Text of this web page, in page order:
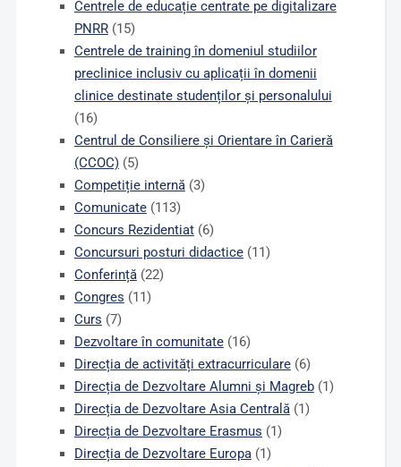
Centrele de educație centrate pe digitalizare
PNRR(15)
Centrele de training în domeniul studiilor
preclinice inclusiv cu aplicații în domenii
clinice destinate studenților și personalului
(16)
Centrul de Consiliere și Orientare în Carieră
(CCOC)(5)
Competiție internă(3)
Comunicate(113)
Concurs Rezidentiat(6)
Concursuri posturi didactice(11)
Conferință(22)
Congres (11)
Curs (7)
Dezvoltare în comunitate(16)
Direcția de activități extracurriculare(6)
Direcția de Dezvoltare Alumni și Magreb(1)
Direcția de Dezvoltare Asia Centrală(1)
Direcția de Dezvoltare Erasmus (1)
Direcția de Dezvoltare Europa(1)